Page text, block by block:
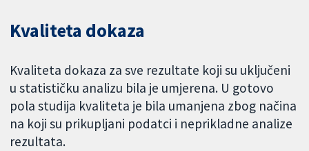
Kvaliteta dokaza
Kvaliteta dokaza za sve rezultate koji su uključeni
u statističku analizu bila je umjerena. U gotovo
pola studija kvaliteta je bila umanjena zbog načina
na koji su prikupljani podatci i neprikladne analize
rezultata.